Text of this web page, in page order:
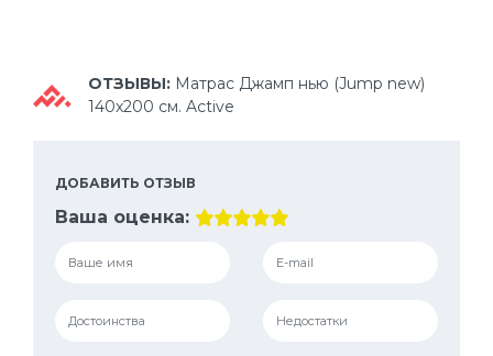
ОТЗЫВЫ: Матрас Джамп нью (Jump new)
140х200 см. Active
ДОБАВИТЬ ОТЗЫВ
Ваша оценка: